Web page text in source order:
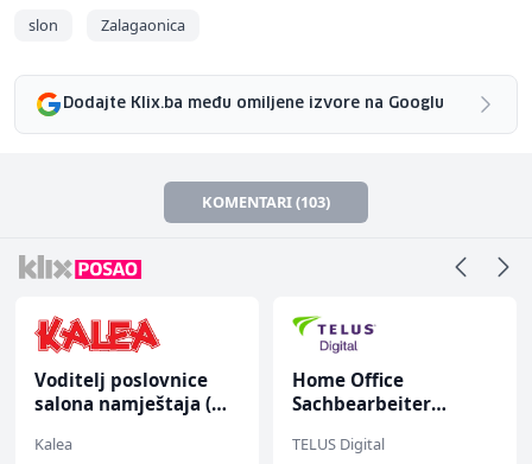
slon Zalagaonica
Dodajte Klix.ba među omiljene izvore na Googlu
KOMENTARI (103)
Voditelj poslovnice
salona namještaja (m/
Kalea
Home Office
Sachbearbeiter
bekannten deutschen
TELUS Digital